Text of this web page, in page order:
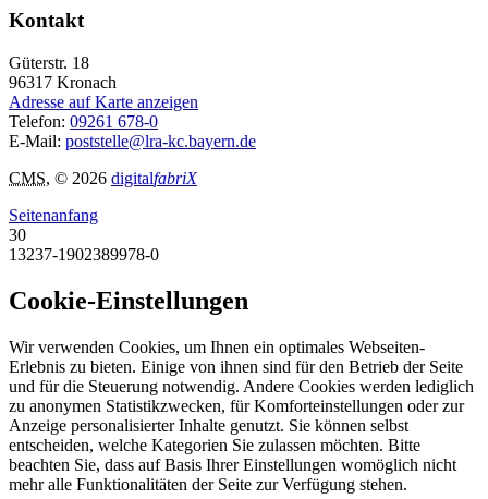
Kontakt
Güterstr. 18
96317 Kronach
Adresse auf Karte anzeigen
Telefon: 09261 678-0
E-Mail: poststelle@lra-kc.bayern.de
CMS, © 2026 digitalfabriX
Seitenanfang
30
13237-1902389978-0
Cookie-Einstellungen
Wir verwenden Cookies, um Ihnen ein optimales Webseiten-
Erlebnis zu bieten. Einige von ihnen sind für den Betrieb der Seite
und für die Steuerung notwendig. Andere Cookies werden lediglich
zu anonymen Statistikzwecken, für Komforteinstellungen oder zur
Anzeige personalisierter Inhalte genutzt. Sie können selbst
entscheiden, welche Kategorien Sie zulassen möchten. Bitte
beachten Sie, dass auf Basis Ihrer Einstellungen womöglich nicht
mehr alle Funktionalitäten der Seite zur Verfügung stehen.